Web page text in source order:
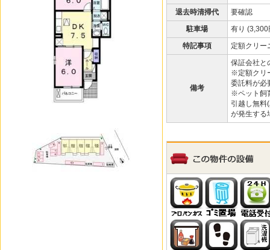
退去時清掃代
要確認
駐車場
有り (3,300
特記事項
定額クリー
備考
保証会社と
※定額クリ
委託料が必
※ペット飼
引越し無料
が発生する